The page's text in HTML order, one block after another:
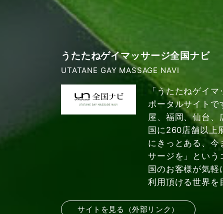
うたたねゲイマッサージ全国ナビ
UTATANE GAY MASSAGE NAVI
「うたたねゲイ
ポータルサイトで
屋、福岡、仙台、
国に260店舗以上
にきっとある、今
サージを」という
国のお客様が気
利用頂ける世界を
サイトを見る（外部リンク）